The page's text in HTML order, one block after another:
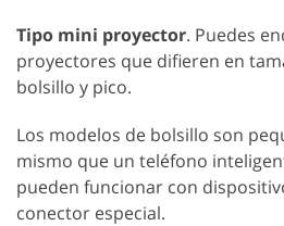
Tipo mini proyector. Puedes
proyectores que difieren en
bolsillo y pico.
Los modelos de bolsillo son
mismo que un teléfono
pueden funcionar con
conector especial.